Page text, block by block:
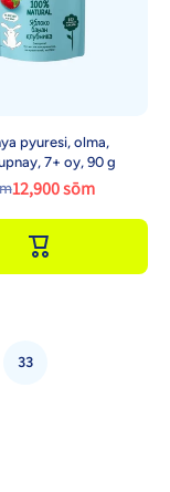
pyuresi, olma,
7+ oy, 90 g
12,900 sōm
33